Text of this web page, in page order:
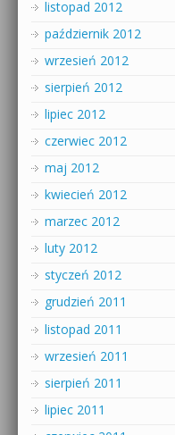
listopad 2012
październik 2012
wrzesień 2012
sierpień 2012
lipiec 2012
czerwiec 2012
maj 2012
kwiecień 2012
marzec 2012
luty 2012
styczeń 2012
grudzień 2011
listopad 2011
wrzesień 2011
sierpień 2011
lipiec 2011